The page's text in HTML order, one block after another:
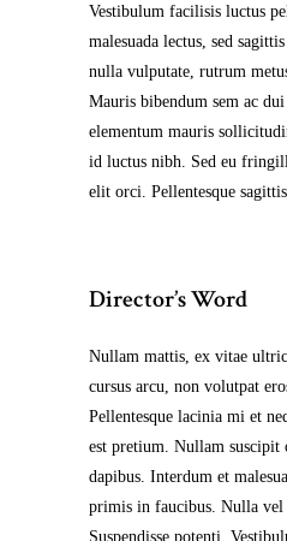
Vestibulum facilisis luctus
malesuada lectus, sed
nulla vulputate, rutrum
Mauris bibendum sem ac
elementum mauris
id luctus nibh. Sed eu
elit orci. Pellentesque
Director’s Word
Nullam mattis, ex vitae
cursus arcu, non volutpat
Pellentesque lacinia mi et
est pretium. Nullam suscipit
dapibus. Interdum et
primis in faucibus. Nulla vel
Suspendisse potenti.